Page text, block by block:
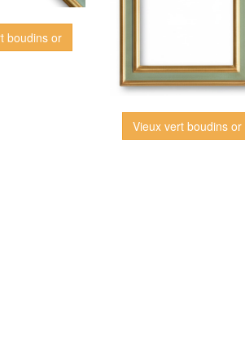
boudins or
Vieux vert boudins or